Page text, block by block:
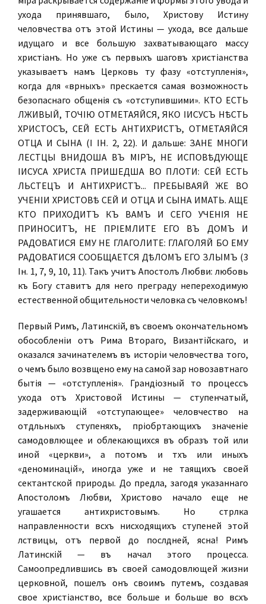
ухода принявшаго, было, Христову Истину
человѣчества отъ этой Истины — ухода, все дальше
идущаго и все большую захватывающаго массу
христіанъ. Но уже съ первыхъ шаговъ христіанства
указываетъ намъ Церковь ту фазу «отступленія»,
когда для «вѣрныхъ» пресѣкается самая возможность
безопаснаго общенія съ «отступившими». КТО ЕСТЬ
ЛЖИВЫЙ, ТОЧІЮ ОТМЕТАЯЙСЯ, ЯКО ІИСУСЪ НѢСТЬ
ХРИСТОСЪ, СЕЙ ЕСТЬ АНТИХРИСТЪ, ОТМЕТАЯЙСЯ
ОТЦА И СЫНА (I ІН. 2, 22). И дальше: ЗАНЕ МНОГИ
ЛЕСТЦЫ ВНИДОША ВЪ МІРЪ, НЕ ИСПОВѢДУЮЩЕ
ІИСУСА ХРИСТА ПРИШЕДША ВО ПЛОТИ: СЕЙ ЕСТЬ
ЛЬСТЕЦЪ И АНТИХРИСТЪ... ПРЕБЫВАЯЙ ЖЕ ВО
УЧЕНІИ ХРИСТОВѢ СЕЙ И ОТЦА И СЫНА ИМАТЬ. АЩЕ
КТО ПРИХОДИТЪ КЪ ВАМЪ И СЕГО УЧЕНІЯ НЕ
ПРИНОСИТЪ, НЕ ПРІЕМЛИТЕ ЕГО ВЪ ДОМЪ И
РАДОВАТИСЯ ЕМУ НЕ ГЛАГОЛИТЕ: ГЛАГОЛЯЙ БО ЕМУ
РАДОВАТИСЯ СООБЩАЕТСЯ ДѢЛОМЪ ЕГО ЗЛЫМЪ (3
Ін. 1, 7, 9, 10, 11). Такъ учитъ Апостолъ Любви: любовь
къ Богу ставитъ для него преграду непереходимую
естественной общительности человѣка съ человѣкомъ!
Первый Римъ, Латинскій, въ своемъ окончательномъ
обособленіи отъ Рима Втораго, Византійскаго, и
оказался зачинателемъ въ исторіи человѣчества того,
о чемъ было возвѣщено ему на самой зарѣ новозавѣтнаго
бытія — «отступленія». Грандіозный то процессъ
ухода отъ Христовой Истины — ступенчатый,
задерживающій «отступающее» человѣчество на
отдѣльныхъ ступеняхъ, пріобрѣтающихъ значеніе
самодовлѣющее и облекающихся въ образъ той или
иной «церкви», а потомъ и тѣхъ или иныхъ
«деноминацій», иногда уже и не таящихъ своей
сектантской природы. До предѣла, загодя указаннаго
Апостоломъ Любви, Христово начало еще не
угашается антихристовымъ. Но стрѣлка
направленности всѣхъ нисходящихъ ступеней этой
лѣствицы, отъ первой до послѣдней, ясна! Римъ
Латинскій — въ началѣ этого процесса.
Самоопредѣлившись въ своей самодовлѣющей жизни
церковной, пошелъ онъ своимъ путемъ, создавая
свое христіанство, все больше и больше во всѣхъ